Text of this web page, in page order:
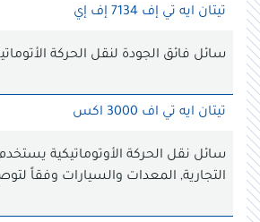
تيتان ايه تي إف 7134 إف إي
سائل فائق الجودة لنقل الحركة
تيتان ايه تي اف 3000 اكس
سائل نقل الحركة الأوتوماتيكية
التجارية, المعدات والسيارات وفقاً